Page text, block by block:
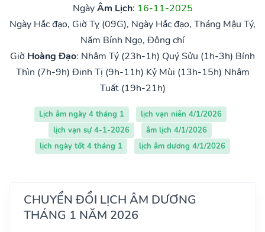
NgàyÂm Lịch: 16-11-2025
Ngày Hắc đạo, Giờ Tỵ (09G), Ngày Hắc đạo, Tháng Mậu Tý,
Năm Bính Ngọ, Đông chí
Giờ Hoàng Đạo: Nhâm Tý (23h-1h) Quý Sửu (1h-3h) Bính
Thìn (7h-9h) Đinh Tị (9h-11h) Kỷ Mùi (13h-15h) Nhâm
Tuất (19h-21h)
Lịch âm ngày 4 tháng 1
lịch vạn niên 4/1/2026
lịch vạn sự 4-1-2026
âm lịch 4/1/2026
lịch ngày tốt 4 tháng 1
lịch âm dương 4/1/2026
CHUYỂN ĐỔI LỊCH ÂM DƯƠNG
THÁNG 1 NĂM 2026